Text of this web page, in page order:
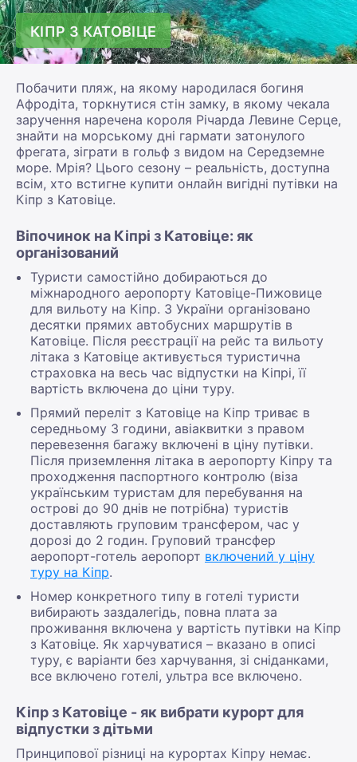
КІПР З КАТОВІЦЕ
Побачити пляж, на якому народилася богиня
Афродіта, торкнутися стін замку, в якому чекала
заручення наречена короля Річарда Левине Серце,
знайти на морському дні гармати затонулого
фрегата, зіграти в гольф з видом на Середземне
море. Мрія? Цього сезону – реальність, доступна
всім, хто встигне купити онлайн вигідні путівки на
Кіпр з Катовіце.
Віпочинок на Кіпрі з Катовіце: як
організований
Туристи самостійно добираються до
міжнародного аеропорту Катовіце-Пижовице
для вильоту на Кіпр. З України організовано
десятки прямих автобусних маршрутів в
Катовіце. Після реєстрації на рейс та вильоту
літака з Катовіце активується туристична
страховка на весь час відпустки на Кіпрі, її
вартість включена до ціни туру.
Прямий переліт з Катовіце на Кіпр триває в
середньому 3 години, авіаквитки з правом
перевезення багажу включені в ціну путівки.
Після приземлення літака в аеропорту Кіпру та
проходження паспортного контролю (віза
українським туристам для перебування на
острові до 90 днів не потрібна) туристів
доставляють груповим трансфером, час у
дорозі до 2 годин. Груповий трансфер
аеропорт-готель аеропорт включений у ціну
туру на Кіпр.
Номер конкретного типу в готелі туристи
вибирають заздалегідь, повна плата за
проживання включена у вартість путівки на Кіпр
з Катовіце. Як харчуватися – вказано в описі
туру, є варіанти без харчування, зі сніданками,
все включено готелі, ультра все включено.
Кіпр з Катовіце - як вибрати курорт для
відпустки з дітьми
Принципової різниці на курортах Кіпру немає.